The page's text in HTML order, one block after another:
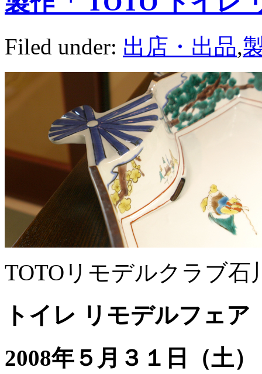
Filed under: 出店・出品,
TOTOリモデルクラブ
トイレ リモデルフェア
2008年５月３１日（土